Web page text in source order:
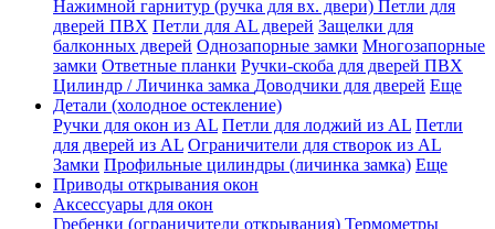
Нажимной гарнитур (ручка для вх. двери) Петли для
дверей ПВХ Петли для AL дверей Защелки для
балконных дверей Однозапорные замки Многозапорные
замки Ответные планки Ручки-скоба для дверей ПВХ
Цилиндр / Личинка замка Доводчики для дверей Еще
Детали (холодное остекление)
Ручки для окон из AL Петли для лоджий из AL Петли
для дверей из AL Ограничители для створок из AL
Замки Профильные цилиндры (личинка замка) Еще
Приводы открывания окон
Аксессуары для окон
Гребенки (ограничители открывания) Термометры